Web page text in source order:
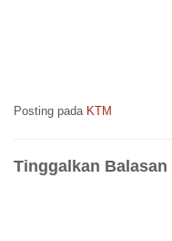
Posting pada KTM
Tinggalkan Balasan